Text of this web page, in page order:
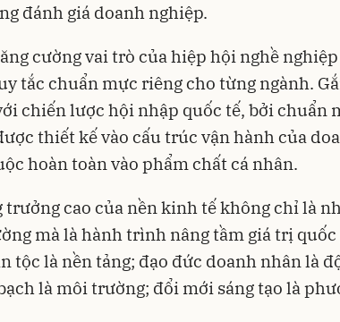
đánh giá doanh nghiệp.
cường vai trò của hiệp hội nghề
tắc chuẩn mực riêng cho từng ngành.
chiến lược hội nhập quốc tế, bởi chuẩn
thiết kế vào cấu trúc vận hành của
hoàn toàn vào phẩm chất cá nhân.
trưởng cao của nền kinh tế không chỉ là
mà là hành trình nâng tầm giá trị quốc
tộc là nền tảng; đạo đức doanh nhân là
là môi trường; đổi mới sáng tạo là